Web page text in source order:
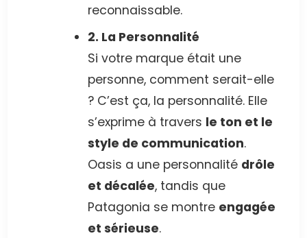
reconnaissable.
2. La Personnalité
Si votre marque était une
personne, comment serait-elle
? C’est ça, la personnalité. Elle
s’exprime à travers le ton et le
style de communication.
Oasis a une personnalité drôle
et décalée, tandis que
Patagonia se montre engagée
et sérieuse.